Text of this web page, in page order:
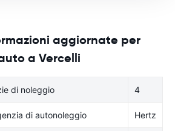
aggiornate per
a Vercelli
di noleggio 4
di autonoleggio Hertz